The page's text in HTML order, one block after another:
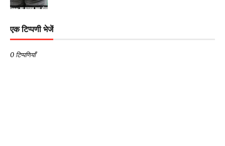
एक टिप्पणी भेजें
0 टिप्पणियाँ